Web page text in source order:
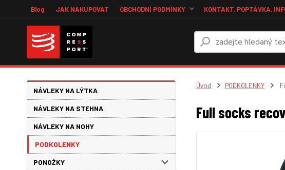
Blog JAK NAKUPOVAT OBCHODNÍ PODMÍNKY KONTAKT, POPTÁVKA,
NÁVLEKY NA LÝTKA
NÁVLEKY NA STEHNA
NÁVLEKY NA NOHY
PODKOLENKY
PONOŽKY
Úvod PODKOLENKY
Full socks